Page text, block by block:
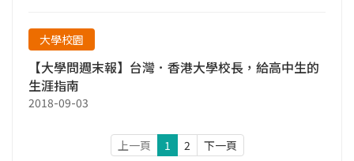
大學校園
【大學問週末報】台灣．香港大學校長，給高中生的
生涯指南
2018-09-03
上一頁 1 2 下一頁